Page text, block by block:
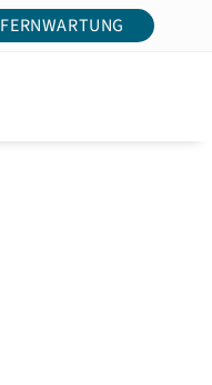
FERNWARTUNG